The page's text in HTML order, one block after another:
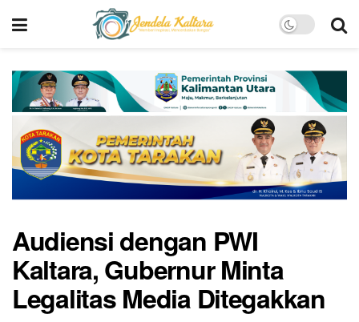
Audiensi dengan PWI
Kaltara, Gubernur Minta
Legalitas Media Ditegakkan